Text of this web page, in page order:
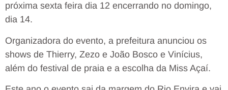
próxima sexta feira dia 12 encerrando no domingo,
dia 14.
Organizadora do evento, a prefeitura anunciou os
shows de Thierry, Zezo e João Bosco e Vinícius,
além do festival de praia e a escolha da Miss Açaí.